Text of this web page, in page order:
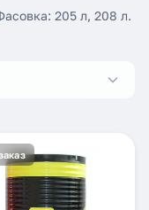
205 л, 208 л.